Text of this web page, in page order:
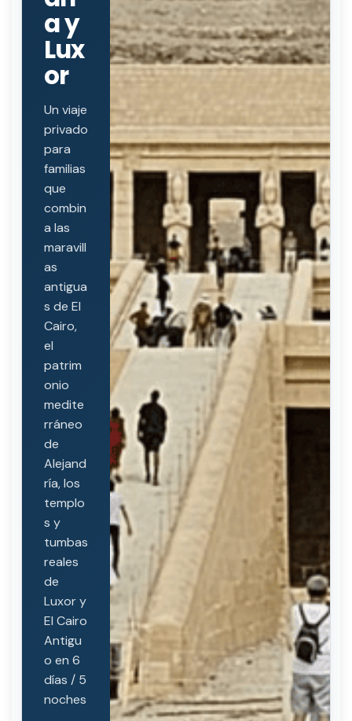
a y
Lux
or
Un viaje
privado
para
familias
que
combin
a las
maravill
as
antigua
s de El
Cairo,
el
patrim
onio
medite
rráneo
de
Alejand
ría, los
templo
s y
tumbas
reales
de
Luxor y
El Cairo
Antigu
o en 6
días / 5
noches